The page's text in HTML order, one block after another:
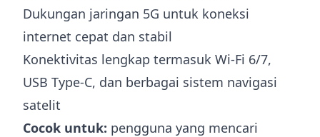
Dukungan jaringan 5G untuk koneksi
internet cepat dan stabil
Konektivitas lengkap termasuk Wi-Fi 6/7,
USB Type-C, dan berbagai sistem navigasi
satelit
Cocok untuk: pengguna yang mencari